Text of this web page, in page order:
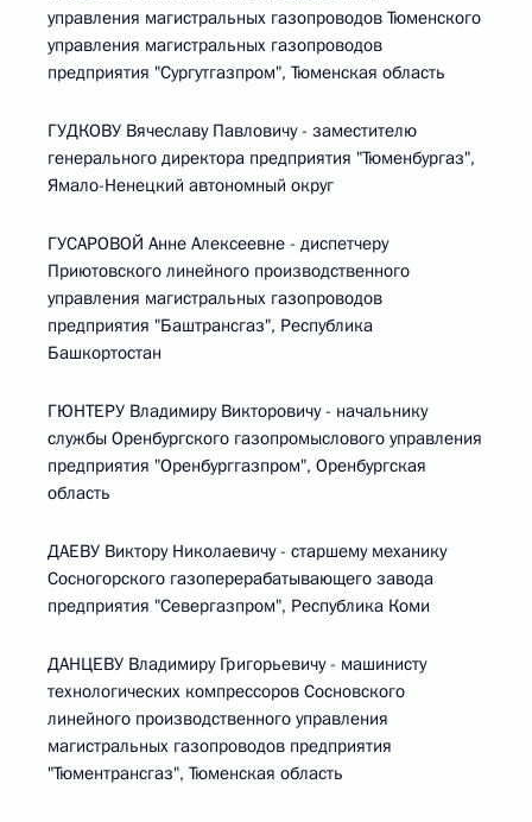
управления магистральных газопроводов Тюменского
управления магистральных газопроводов
предприятия "Сургутгазпром", Тюменская область
ГУДКОВУ Вячеславу Павловичу - заместителю
генерального директора предприятия "Тюменбургаз",
Ямало-Ненецкий автономный округ
ГУСАРОВОЙ Анне Алексеевне - диспетчеру
Приютовского линейного производственного
управления магистральных газопроводов
предприятия "Баштрансгаз", Республика
Башкортостан
ГЮНТЕРУ Владимиру Викторовичу - начальнику
службы Оренбургского газопромыслового управления
предприятия "Оренбурггазпром", Оренбургская
область
ДАЕВУ Виктору Николаевичу - старшему механику
Сосногорского газоперерабатывающего завода
предприятия "Севергазпром", Республика Коми
ДАНЦЕВУ Владимиру Григорьевичу - машинисту
технологических компрессоров Сосновского
линейного производственного управления
магистральных газопроводов предприятия
"Тюментрансгаз", Тюменская область